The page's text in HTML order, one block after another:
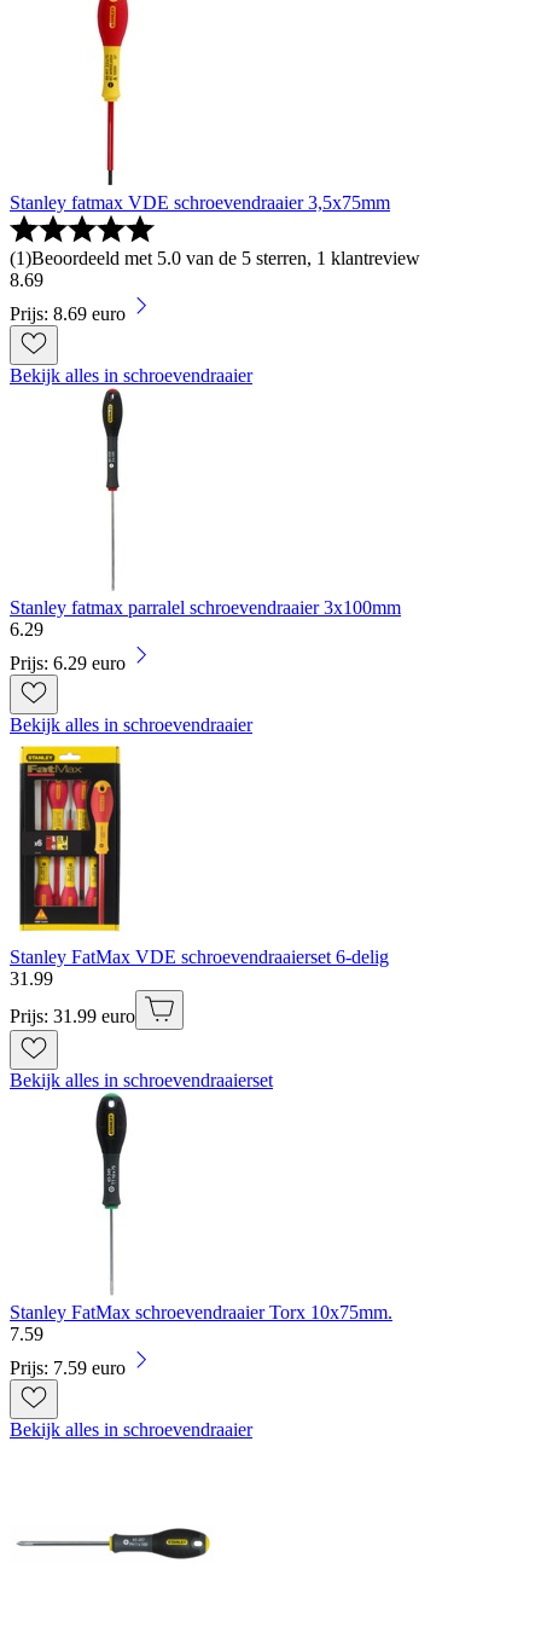
Stanley fatmax VDE schroevendraaier 3,5x75mm
(1)Beoordeeld met 5.0 van de 5 sterren, 1 klantreview
8.69
Prijs: 8.69 euro
Bekijk alles in schroevendraaier
Stanley fatmax parralel schroevendraaier 3x100mm
6.29
Prijs: 6.29 euro
Bekijk alles in schroevendraaier
Stanley FatMax VDE schroevendraaierset 6-delig
31 .99
Prijs: 31.99 euro
Bekijk alles in schroevendraaierset
Stanley FatMax schroevendraaier Torx 10x75mm.
7.59
Prijs: 7.59 euro
Bekijk alles in schroevendraaier